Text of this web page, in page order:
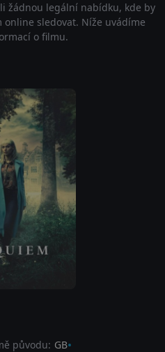
žádnou legální nabídku, kde by
online sledovat. Níže uvádíme
o filmu.
původu: GB